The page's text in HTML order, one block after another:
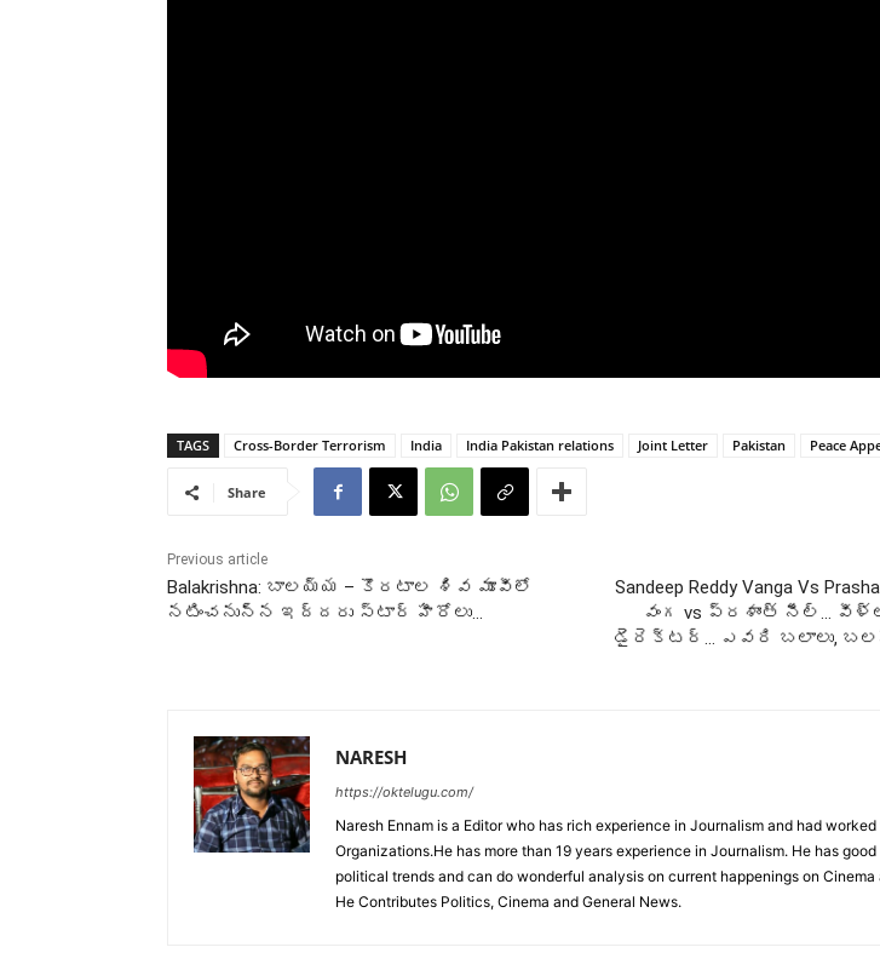
TAGS Cross-Border Terrorism India India Pakistan relations Joint Letter Pakistan Peace
Share
Previous article
Balakrishna: బాలయ్య – కొరటాల శివ మూవీలో
నటించనున్న ఇద్దరు స్టార్ హీరోలు…
Sandeep Reddy Vanga Vs
వంగ vs ప్రశాంత్ నీల్…
డైరెక్టర్… ఎవరి బలాలు,
NARESH
https://oktelugu.com/
Naresh Ennam is a Editor who has rich experience in Journalism and had
Organizations.He has more than 19 years experience in Journalism. He has
political trends and can do wonderful analysis on current happenings on Cinema
He Contributes Politics, Cinema and General News.